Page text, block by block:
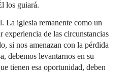
los guiará.
La iglesia remanente como un
experiencia de las circunstancias
si nos amenazan con la pérdida
debemos levantarnos en su
tienen esa oportunidad, deben